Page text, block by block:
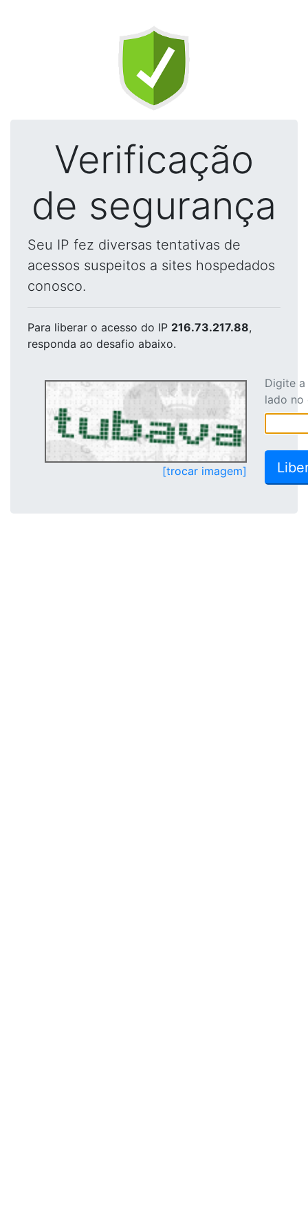
Verificação
de segurança
Seu IP fez diversas tentativas de
acessos suspeitos a sites hospedados
conosco.
Para liberar o acesso do IP 216.73.217.88,
responda ao desafio abaixo.
[trocar imagem]
Digite
lado no